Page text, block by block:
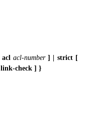
acl acl-number] | strict[
link-check ] }